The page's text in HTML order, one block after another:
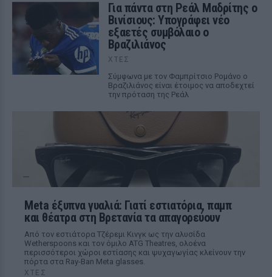
Για πάντα στη Ρεάλ Μαδρίτης ο
Βινίσιους: Υπογράφει νέο
εξαετές συμβόλαιο ο
Βραζιλιάνος
ΧΤΕΣ
Σύμφωνα με τον Φαμπρίτσιο Ρομάνο ο
Βραζιλιάνος είναι έτοιμος να αποδεχτεί
την πρόταση της Ρεάλ
Meta έξυπνα γυαλιά: Γιατί εστιατόρια, παμπ
και θέατρα στη Βρετανία τα απαγορεύουν
Από τον εστιάτορα Τζέρεμι Κινγκ ως την αλυσίδα
Wetherspoons και τον όμιλο ATG Theatres, ολοένα
περισσότεροι χώροι εστίασης και ψυχαγωγίας κλείνουν την
πόρτα στα Ray-Ban Meta glasses.
ΧΤΕΣ